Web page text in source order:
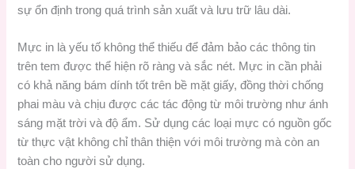
sự ổn định trong quá trình sản xuất và lưu trữ lâu dài.
Mực in là yếu tố không thể thiếu để đảm bảo các thông tin
trên tem được thể hiện rõ ràng và sắc nét. Mực in cần phải
có khả năng bám dính tốt trên bề mặt giấy, đồng thời chống
phai màu và chịu được các tác động từ môi trường như ánh
sáng mặt trời và độ ẩm. Sử dụng các loại mực có nguồn gốc
từ thực vật không chỉ thân thiện với môi trường mà còn an
toàn cho người sử dụng.